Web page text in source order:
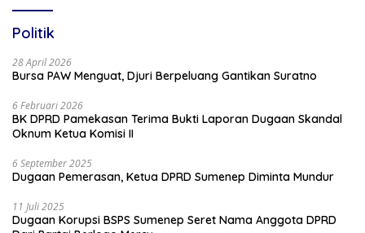
Politik
28 April 2026
Bursa PAW Menguat, Djuri Berpeluang Gantikan Suratno
6 Februari 2026
BK DPRD Pamekasan Terima Bukti Laporan Dugaan Skandal
Oknum Ketua Komisi II
6 September 2025
Dugaan Pemerasan, Ketua DPRD Sumenep Diminta Mundur
11 Juli 2025
Dugaan Korupsi BSPS Sumenep Seret Nama Anggota DPRD